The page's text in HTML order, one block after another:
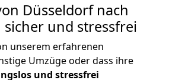
Düsseldorf nach
sicher und stressfrei
unserem erfahrenen
Umzüge oder dass ihre
und stressfrei